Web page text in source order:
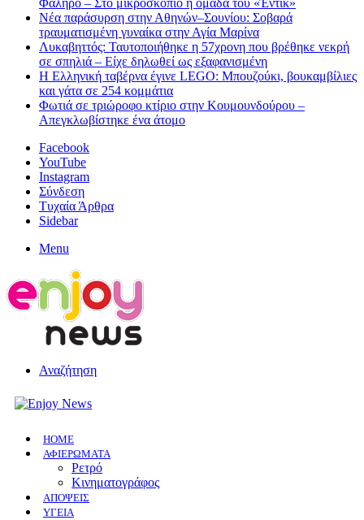
Φάληρο – Στο μικροσκόπιο η ομάδα του «Έντικ»
Νέα παράσυρση στην Αθηνών–Σουνίου: Σοβαρά
τραυματισμένη γυναίκα στην Αγία Μαρίνα
Λυκαβηττός: Ταυτοποιήθηκε η 57χρονη που βρέθηκε νεκρή
σε σπηλιά – Είχε δηλωθεί ως εξαφανισμένη
H Ελληνική ταβέρνα έγινε LEGO: Μπουζούκι, βουκαμβίλιες
και γάτα σε 254 κομμάτια
Φωτιά σε τριώροφο κτίριο στην Κουμουνδούρου –
Απεγκλωβίστηκε ένα άτομο
Facebook
YouTube
Instagram
Σύνδεση
Τυχαία Άρθρα
Sidebar
Menu
Αναζήτηση
HOME
ΑΦΙΕΡΩΜΑΤΑ
Ρετρό
Κινηματογράφος
ΑΠΟΨΕΙΣ
ΥΓΕΙΑ